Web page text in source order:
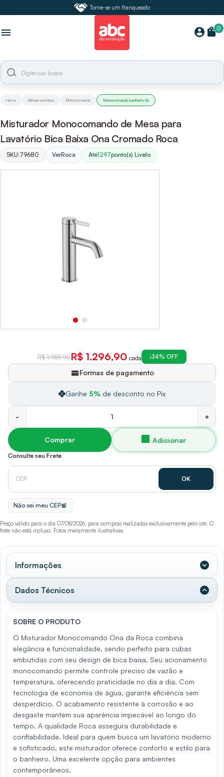
Torne-se um franqueado
menu account_circle 0
shopping_bag
Home Metais sanitários Monocomando Monocomando banheiro bb
Misturador Monocomando de Mesa para
Lavatório Bica Baixa Ona Cromado Roca
SKU:79680 VerRoca Até1297ponto(s) Livelo
R$ 1.955,90R$ 1.296,90 cada 34% OFF
Ganhe 5% de desconto no Pix
Formas de pagamento
- +
Comprar
Consulte seu Frete
Não sei meu CEP
Preço válido para o dia 07/08/2026, para compras realizadas exclusivamente pelo site. O
frete não está incluso. Fotos meramente ilustrativas.
Informações
Dados Técnicos
SOBRE O PRODUTO
O Misturador Monocomando Ona da Roca combina
elegância e funcionalidade, sendo perfeito para cubas
embutidas com seu design de bica baixa. Seu acionamento
monocomando permite controle preciso de vazão e
temperatura, oferecendo praticidade no dia a dia. Com
tecnologia de economia de água, garante eficiência sem
desperdício. O acabamento resistente à corrosão e ao
desgaste mantém sua aparência impecável ao longo do
tempo. A qualidade Roca assegura durabilidade e
confiabilidade. Ideal para quem busca um lavatório moderno
e sofisticado, este misturador oferece conforto e estilo para
o banheiro. Uma excelente opção para ambientes
contemporâneos.